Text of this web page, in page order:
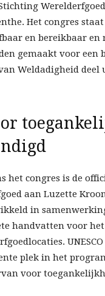
Werelderfgoed
Het congres
en bereikbaar en
gemaakt voor een
Weldadigheid deel
het congres is de
aan Luzette
in
handvatten voor
plek in het
voor